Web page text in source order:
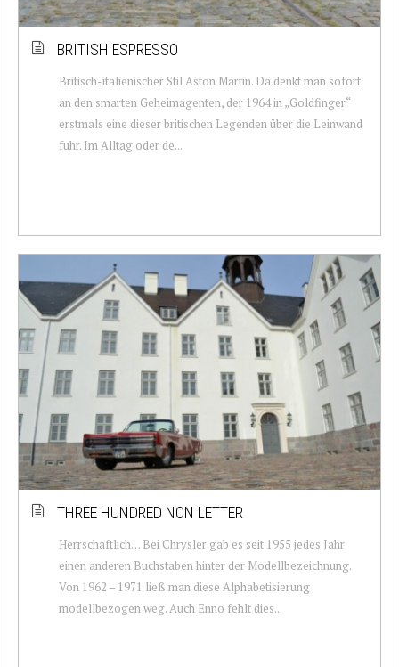
BRITISH ESPRESSO
Britisch-italienischer Stil Aston Martin. Da denkt man sofort
an den smarten Geheimagenten, der 1964 in „Goldfinger“
erstmals eine dieser britischen Legenden über die Leinwand
fuhr. Im Alltag oder de...
THREE HUNDRED NON LETTER
Herrschaftlich… Bei Chrysler gab es seit 1955 jedes Jahr
einen anderen Buchstaben hinter der Modellbezeichnung.
Von 1962 – 1971 ließ man diese Alphabetisierung
modellbezogen weg. Auch Enno fehlt dies...